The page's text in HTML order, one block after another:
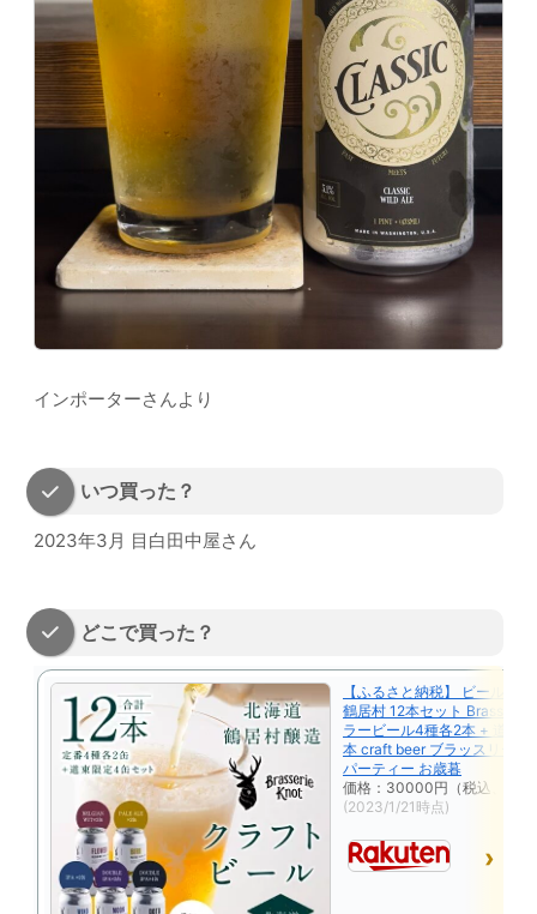
インポーターさんより
いつ買った？
2023年3月 目白田中屋さん
どこで買った？
【ふるさと納税】 ビール ク
鶴居村 12本セット Brasserie
ラービール4種各2本 + 道東
本 craft beer ブラッスリーノ
パーティー お歳暮
価格：30000円（税込、送料
(2023/1/21時点)